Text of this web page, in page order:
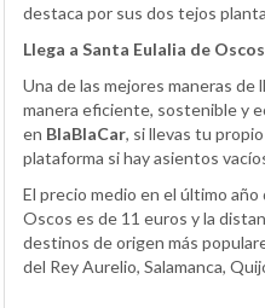
destaca por sus dos tejos
Llega a Santa Eulalia de
Una de las mejores maneras de
manera eficiente, sostenible y
en BlaBlaCar, si llevas tu
plataforma si hay asientos
El precio medio en el último año
Oscos es de 11 euros y la
destinos de origen más
del Rey Aurelio, Salamanca,